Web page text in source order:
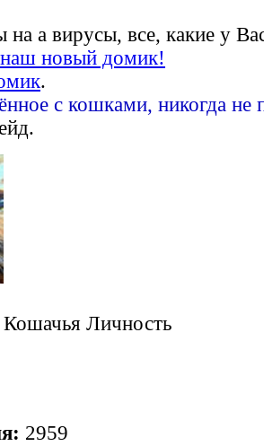
на а вирусы, все, какие у
новый домик!
.
с кошками, никогда не
Кошачья Личность
2959